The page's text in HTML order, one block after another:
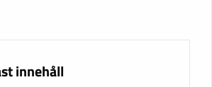
innehåll